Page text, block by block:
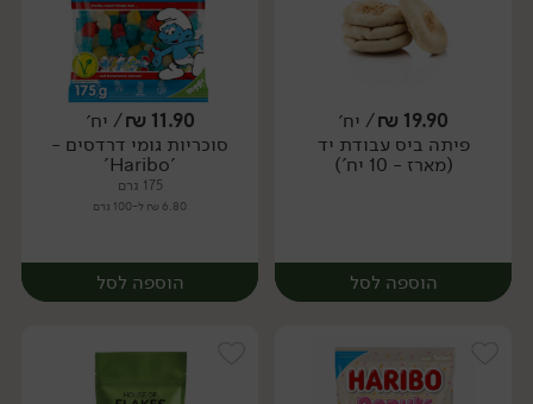
יח׳ יח׳
19.90
₪/ יח׳
פיתה ביס עבודת יד
(מארז - 10 יח')
הוספה לסל
11.90
₪/ יח׳
סוכריות גומי דרדסים -
'Haribo'
175 גרם
6.80 ₪ ל-100 גרם
הוספה לסל